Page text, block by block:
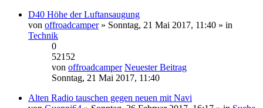
D40 Höhe der Luftansaugung
von offroadcamper» Sonntag, 21 Mai 2017, 11:40 » in
Technik
0
52152
von offroadcamper Neuester Beitrag
Sonntag, 21 Mai 2017, 11:40
Alten Radio tauschen gegen neuen mit Navi